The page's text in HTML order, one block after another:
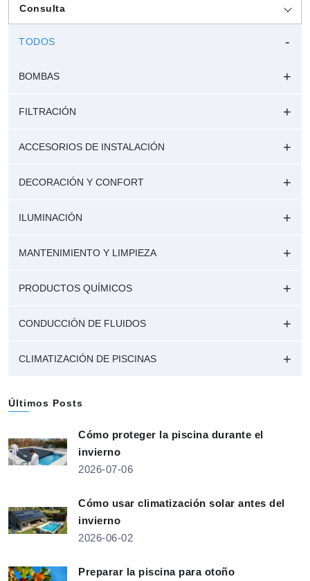
Consulta
TODOS
BOMBAS
FILTRACIÓN
ACCESORIOS DE INSTALACIÓN
DECORACIÓN Y CONFORT
ILUMINACIÓN
MANTENIMIENTO Y LIMPIEZA
PRODUCTOS QUÍMICOS
CONDUCCIÓN DE FLUIDOS
CLIMATIZACIÓN DE PISCINAS
Últimos Posts
Cómo proteger la piscina durante el
invierno
2026-07-06
Cómo usar climatización solar antes del
invierno
2026-06-02
Preparar la piscina para otoño